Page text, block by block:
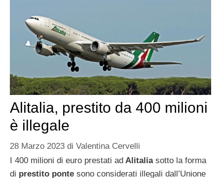
Alitalia, prestito da 400 milioni
è illegale
28 Marzo 2023 di Valentina Cervelli
I 400 milioni di euro prestati ad Alitaliasotto la forma
di prestito ponte sono considerati illegali dall’Unione